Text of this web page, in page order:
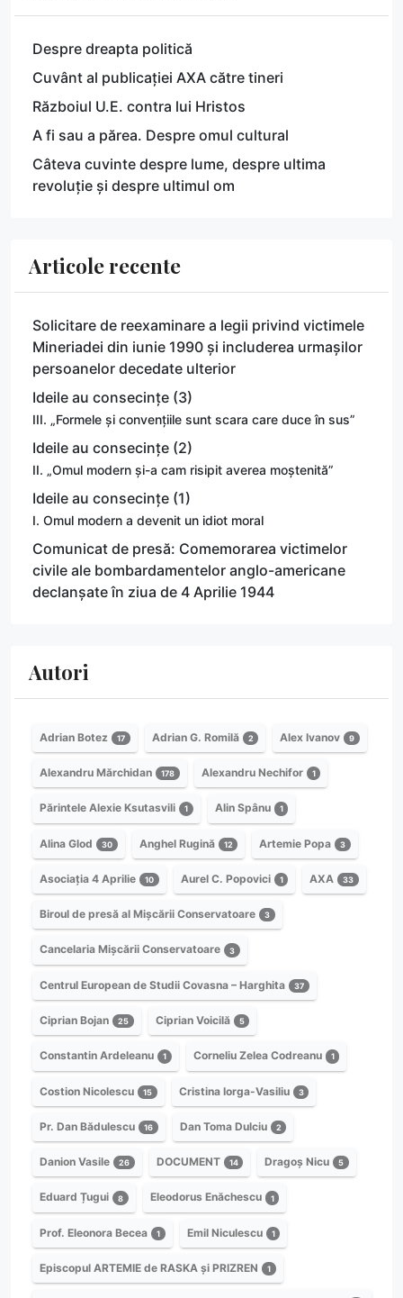
Despre dreapta politică
Cuvânt al publicației AXA către tineri
Războiul U.E. contra lui Hristos
A fi sau a părea. Despre omul cultural
Câteva cuvinte despre lume, despre ultima
revoluție și despre ultimul om
Articole recente
Solicitare de reexaminare a legii privind victimele
Mineriadei din iunie 1990 și includerea urmașilor
persoanelor decedate ulterior
Ideile au consecințe (3)
III. „Formele și convențiile sunt scara care duce în sus”
Ideile au consecințe (2)
II. „Omul modern și-a cam risipit averea moștenită”
Ideile au consecințe (1)
I. Omul modern a devenit un idiot moral
Comunicat de presă: Comemorarea victimelor
civile ale bombardamentelor anglo-americane
declanșate în ziua de 4 Aprilie 1944
Autori
Adrian Botez 17 Adrian G. Romilă 2 Alex Ivanov 9
Alexandru Mărchidan 178 Alexandru Nechifor 1
Părintele Alexie Ksutasvili 1 Alin Spânu 1
Alina Glod 30 Anghel Rugină 12 Artemie Popa 3
Asociația 4 Aprilie 10 Aurel C. Popovici 1 AXA 33
Biroul de presă al Mișcării Conservatoare 3
Cancelaria Mișcării Conservatoare 3
Centrul European de Studii Covasna – Harghita 37
Ciprian Bojan 25 Ciprian Voicilă 5
Constantin Ardeleanu 1 Corneliu Zelea Codreanu 1
Costion Nicolescu 15 Cristina Iorga-Vasiliu 3
Pr. Dan Bădulescu 16 Dan Toma Dulciu 2
Danion Vasile 26 DOCUMENT 14 Dragoș Nicu 5
Eduard Țugui 8 Eleodorus Enăchescu 1
Prof. Eleonora Becea 1 Emil Niculescu 1
Episcopul ARTEMIE de RASKA și PRIZREN 1